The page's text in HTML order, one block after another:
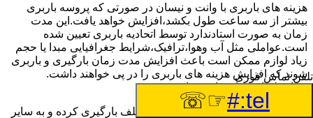
هزینه های باربری با وانت و نیسان در صورتی که پروسه باربری
بیشتر از سه ساعت طول بکشد،افزایش خواهد یافت.این مدت
زمان به صورت استادندارد توسط اتحادیه باربری تعیین شده
است.عواملی مثل آب وهوا،ترافیک،شرایط جغرافیایی مبدا یا حجم
زیاد لوازم ممکن است باعث افزایش مدت زمان بارگیری و باربری
شوند که افزایش هزینه های باربری را در پی خواهند داشت.
تعداد طبقات ساختمان مبدا و مقصد
وانت ها بارهای مختلفی را از نقاط مختلف بارگیری کرده و به سایر
تلفن تماس فوری
tel:#
☞☏